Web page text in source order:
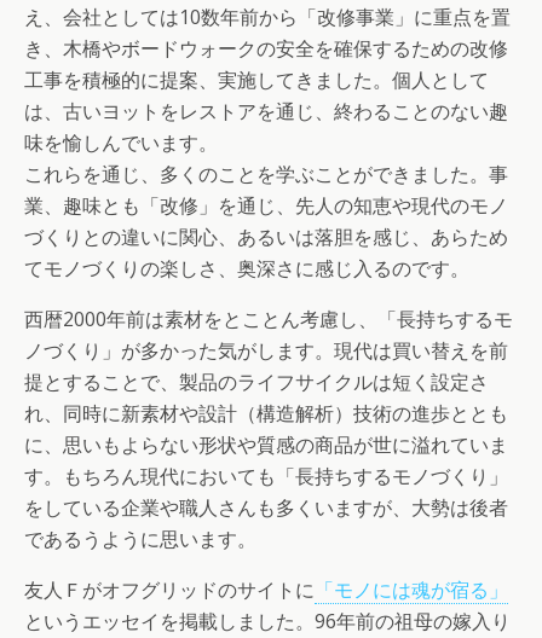
え、会社としては10数年前から「改修事業」に重点を置
き、木橋やボードウォークの安全を確保するための改修
工事を積極的に提案、実施してきました。個人として
は、古いヨットをレストアを通じ、終わることのない趣
味を愉しんでいます。
これらを通じ、多くのことを学ぶことができました。事
業、趣味とも「改修」を通じ、先人の知恵や現代のモノ
づくりとの違いに関心、あるいは落胆を感じ、あらため
てモノづくりの楽しさ、奥深さに感じ入るのです。
西暦2000年前は素材をとことん考慮し、「長持ちするモ
ノづくり」が多かった気がします。現代は買い替えを前
提とすることで、製品のライフサイクルは短く設定さ
れ、同時に新素材や設計（構造解析）技術の進歩ととも
に、思いもよらない形状や質感の商品が世に溢れていま
す。もちろん現代においても「長持ちするモノづくり」
をしている企業や職人さんも多くいますが、大勢は後者
であるうように思います。
友人Ｆがオフグリッドのサイトに 「モノには魂が宿る」
というエッセイを掲載しました。96年前の祖母の嫁入り